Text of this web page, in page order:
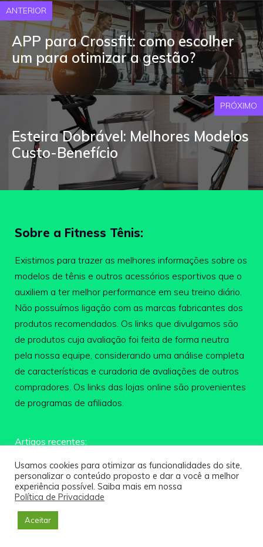
ANTERIOR
APP para Crossfit: como escolher
um para otimizar a gestão?
PRÓXIMO
Esteira Dobrável: Melhores Modelos
Custo-Benefício
Sobre a Fitness Tênis:
Existimos para trazer as melhores informações sobre os
modelos de tênis e outros acessórios esportivos que o
auxiliem a ter melhor performance em seu treino diário.
Não possuímos ligação com as marcas fabricantes dos
produtos recomendados. Os links que divulgamos são
de produtos cuja avaliação foi feita de forma neutra
pela nossa equipe, considerando uma análise completa
de características e curadoria de avaliações de outros
compradores. Os links das lojas online são provenientes
de programas de afiliados.
Artigos recentes:
Top 5: Melhores tênis para começar a correr
em 2025
Quais os benefícios do ciclismo?
Usamos cookies para otimizar as funcionalidades do site,
personalizar o conteúdo proposto e dar a você a melhor
experiência possível. Saiba mais em nossa
Política de Privacidade
Aceitar